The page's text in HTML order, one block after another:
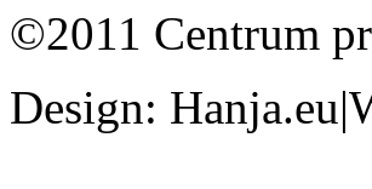
©2011 Centrum
Design: